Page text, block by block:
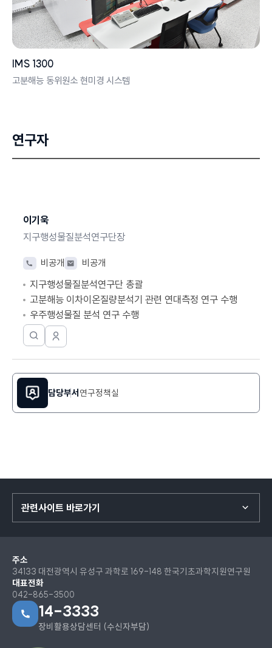
IMS 1300
고분해능 동위원소 현미경 시스템
연구자
부서에
대해
성명,
전화번호,
분류하여
정리한
표입니다.
이기욱
지구행성물질분석연구단장
전
번
호
비공개
이
일
비공개
지구행성물질분석연구단 총괄
고분해능 이차이온질량분석기 관련 연대측정 연구 수행
우주행성물질 분석 연구 수행
한
초
과
학
지
캡
챠
인
증
으
로
연
결
됩
니
연
보
기
담당부서 연구정책실
관련사이트 바로가기
주소
34133 대전광역시 유성구 과학로 169-148 한국기초과학지원연구원
대표전화
042-865-3500
14-3333
장비활용상담센터 (수신자부담)